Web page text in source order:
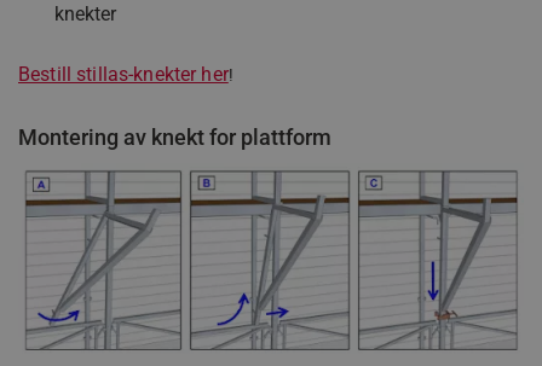
knekter
Bestill stillas-knekter her!
Montering av knekt for plattform